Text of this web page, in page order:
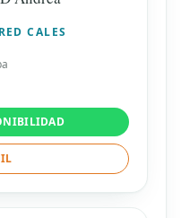
CALES